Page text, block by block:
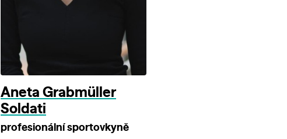
Aneta Grabmüller
Soldati
profesionální sportovkyně